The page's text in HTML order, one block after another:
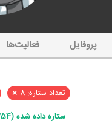
پروفایل فعالیت‌ها
تعداد ستاره: 8 ×
ستاره داده شده (754)